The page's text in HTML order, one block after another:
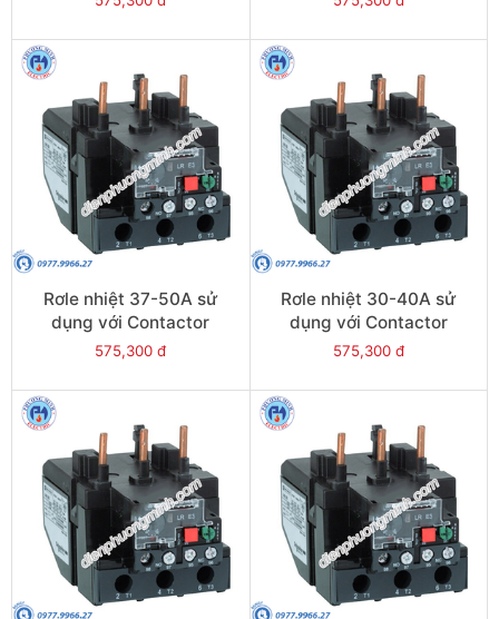
Rơle nhiệt 37-50A sử
dụng với Contactor
LC1E50-E95 - Model
575,300 đ
Rơle nhiệt 30-40A sử
dụng với Contactor
LC1E40-E95 - Model
575,300 đ